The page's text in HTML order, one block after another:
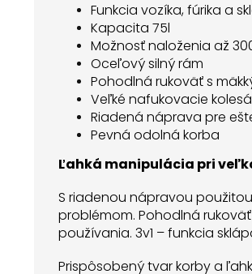
Funkcia vozíka, fúrika a
Kapacita 75l
Možnosť naloženia až
Oceľový silný rám
Pohodlná rukoväť s
Veľké nafukovacie kolesá
Riadená náprava pre
Pevná odolná korba
Ľahká manipulácia pri
S riadenou nápravou
problémom. Pohodlná
používania. 3v1 – funkcia
Prispôsobený tvar korby a